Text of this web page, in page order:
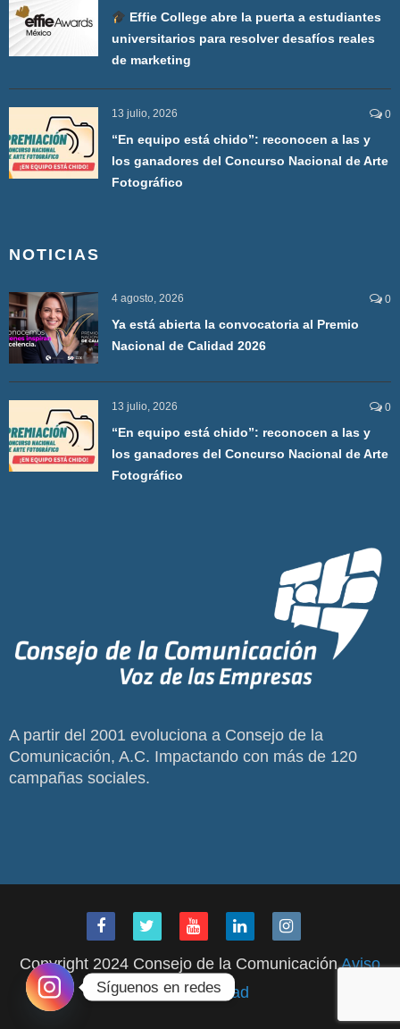
Effie College abre la puerta a estudiantes
universitarios para resolver desafíos reales
de marketing
13 julio, 2026 0
“En equipo está chido”: reconocen a las y
los ganadores del Concurso Nacional de Arte
Fotográfico
NOTICIAS
4 agosto, 2026 0
Ya está abierta la convocatoria al Premio
Nacional de Calidad 2026
13 julio, 2026 0
“En equipo está chido”: reconocen a las y
los ganadores del Concurso Nacional de Arte
Fotográfico
A partir del 2001 evoluciona a Consejo de la
Comunicación, A.C. Impactando con más de 120
campañas sociales.
Copyright 2024 Consejo de la ComunicaciónAviso
de Privacidad
Síguenos en redes